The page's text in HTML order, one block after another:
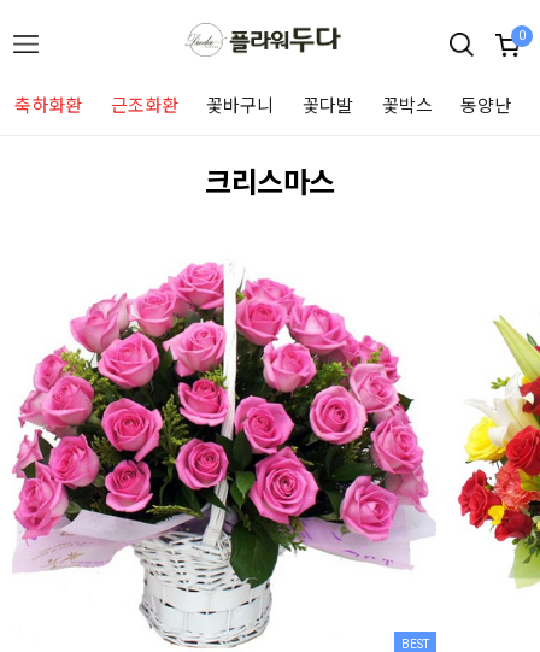
0
축하화환 근조화환 꽃바구니 꽃다발 꽃박스 동양난
크리스마스
BEST